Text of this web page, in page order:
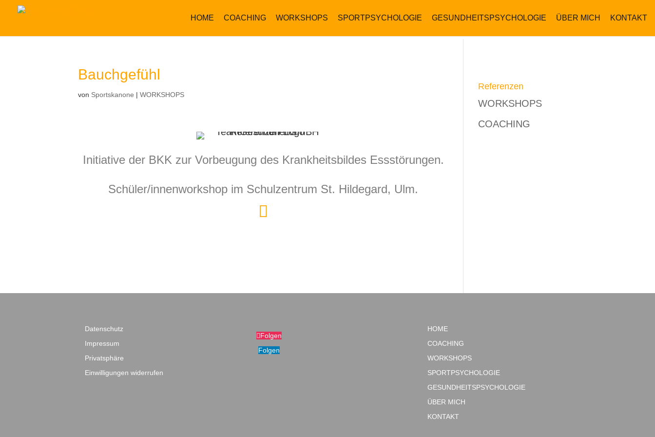
HOME COACHING WORKSHOPS SPORTPSYCHOLOGIE GESUNDHEITSPSYCHOLOGIE ÜBER MICH KONTAKT
Bauchgefühl
von Sportskanone | WORKSHOPS
Initiative der BKK zur Vorbeugung des Krankheitsbildes Essstörungen.
Schüler/innenworkshop im Schulzentrum St. Hildegard, Ulm.

Referenzen
WORKSHOPS
COACHING
Datenschutz
Impressum
Privatsphäre
Einwilligungen widerrufen
Folgen
Folgen
HOME
COACHING
WORKSHOPS
SPORTPSYCHOLOGIE
GESUNDHEITSPSYCHOLOGIE
ÜBER MICH
KONTAKT